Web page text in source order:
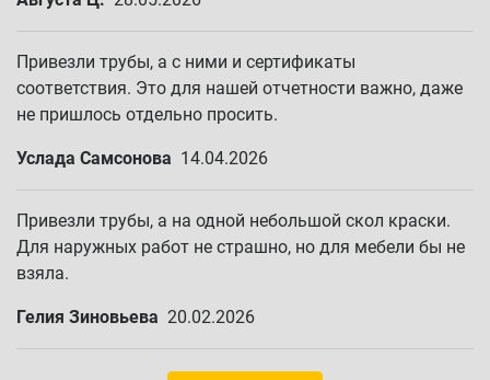
Привезли трубы, а с ними и сертификаты
соответствия. Это для нашей отчетности важно, даже
не пришлось отдельно просить.
Услада Самсонова 14.04.2026
Привезли трубы, а на одной небольшой скол краски.
Для наружных работ не страшно, но для мебели бы не
взяла.
Гелия Зиновьева 20.02.2026